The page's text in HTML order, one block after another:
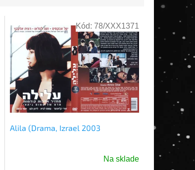
Alila (Drama, Izrael 2003
Na sklade
Kód: 78/XXX1371